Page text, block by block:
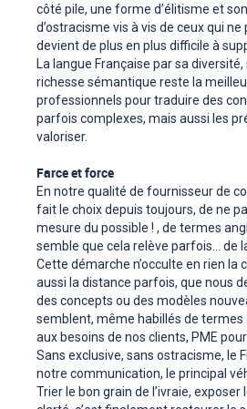
côté pile, une forme d’élitisme et
d’ostracisme vis à vis de ceux qui
devient de plus en plus difficile à
La langue Française par sa
richesse sémantique reste la
professionnels pour traduire des
parfois complexes, mais aussi les
valoriser.
Farce et force
En notre qualité de fournisseur de
fait le choix depuis toujours, de ne
mesure du possible ! , de termes
semble que cela relève parfois... de
Cette démarche n’occulte en rien la
aussi la distance parfois, que nous
des concepts ou des modèles
semblent, même habillés de termes
aux besoins de nos clients, PME
Sans exclusive, sans ostracisme, le
notre communication, le principal
Trier le bon grain de l’ivraie, exposer